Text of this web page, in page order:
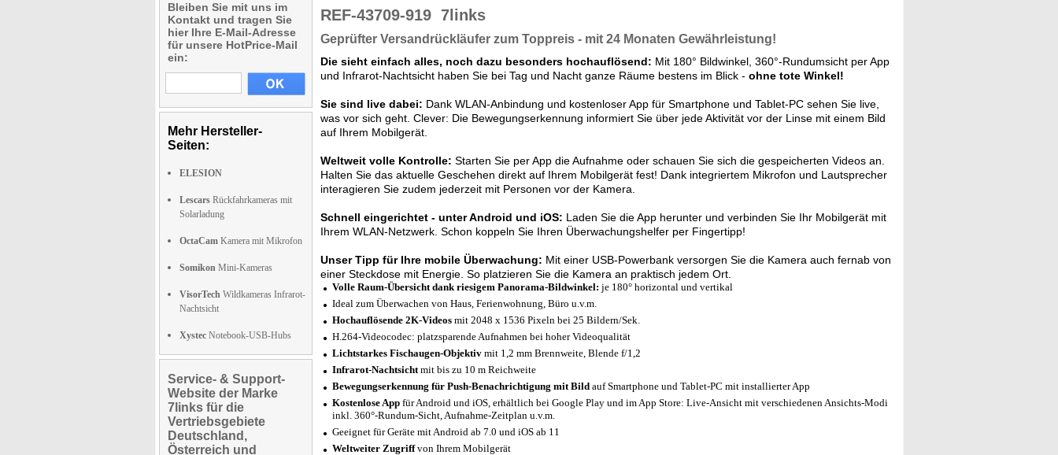
Bleiben Sie mit uns im
Kontakt und tragen Sie
hier Ihre E-Mail-Adresse
für unsere HotPrice-Mail
ein:
Mehr Hersteller-
Seiten:
ELESION
Lescars Rückfahrkameras mit
Solarladung
OctaCam Kamera mit Mikrofon
Somikon Mini-Kameras
VisorTech Wildkameras Infrarot-
Nachtsicht
Xystec Notebook-USB-Hubs
Service- & Support-
Website der Marke
7links für die
Vertriebsgebiete
Deutschland,
Österreich und
REF-43709-919 7links
Geprüfter Versandrückläufer zum Toppreis - mit 24 Monaten Gewährleistung!
Die sieht einfach alles, noch dazu besonders hochauflösend: Mit 180° Bildwinkel, 360°-Rundumsicht per App
und Infrarot-Nachtsicht haben Sie bei Tag und Nacht ganze Räume bestens im Blick - ohne tote Winkel!
Sie sind live dabei: Dank WLAN-Anbindung und kostenloser App für Smartphone und Tablet-PC sehen Sie live,
was vor sich geht. Clever: Die Bewegungserkennung informiert Sie über jede Aktivität vor der Linse mit einem Bild
auf Ihrem Mobilgerät.
Weltweit volle Kontrolle: Starten Sie per App die Aufnahme oder schauen Sie sich die gespeicherten Videos an.
Halten Sie das aktuelle Geschehen direkt auf Ihrem Mobilgerät fest! Dank integriertem Mikrofon und Lautsprecher
interagieren Sie zudem jederzeit mit Personen vor der Kamera.
Schnell eingerichtet - unter Android und iOS: Laden Sie die App herunter und verbinden Sie Ihr Mobilgerät mit
Ihrem WLAN-Netzwerk. Schon koppeln Sie Ihren Überwachungshelfer per Fingertipp!
Unser Tipp für Ihre mobile Überwachung: Mit einer USB-Powerbank versorgen Sie die Kamera auch fernab von
einer Steckdose mit Energie. So platzieren Sie die Kamera an praktisch jedem Ort.
Volle Raum-Übersicht dank riesigem Panorama-Bildwinkel: je 180° horizontal und vertikal
Ideal zum Überwachen von Haus, Ferienwohnung, Büro u.v.m.
Hochauflösende 2K-Videos mit 2048 x 1536 Pixeln bei 25 Bildern/Sek.
H.264-Videocodec: platzsparende Aufnahmen bei hoher Videoqualität
Lichtstarkes Fischaugen-Objektiv mit 1,2 mm Brennweite, Blende f/1,2
Infrarot-Nachtsichtmit bis zu 10 m Reichweite
Bewegungserkennung für Push-Benachrichtigung mit Bild auf Smartphone und Tablet-PC mit installierter App
Kostenlose App für Android und iOS, erhältlich bei Google Play und im App Store: Live-Ansicht mit verschiedenen Ansichts-Modi
inkl. 360°-Rundum-Sicht, Aufnahme-Zeitplan u.v.m.
Geeignet für Geräte mit Android ab 7.0 und iOS ab 11
Weltweiter Zugriffvon Ihrem Mobilgerät